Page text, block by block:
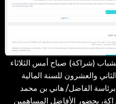
(شراكة) صباح أمس الثلاثاء
والعشرون للسنة المالية
في 31 ديسمبر 2021م برئاسة الفاضل/ هاني بن محمد
بحضور الأفاضل المساهمين